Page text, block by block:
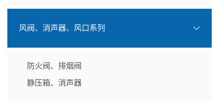
风阀、消声器、风口系列
防火阀、排烟阀
静压箱、消声器